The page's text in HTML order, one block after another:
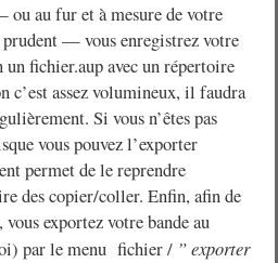
au fur et à mesure de votre
prudent — vous enregistrez votre
un fichier.aup avec un répertoire
c’est assez volumineux, il faudra
Si vous n’êtes pas
vous pouvez l’exporter
permet de le reprendre
des copier/coller. Enfin, afin de
exportez votre bande au
par le menu fichier / ” exporter